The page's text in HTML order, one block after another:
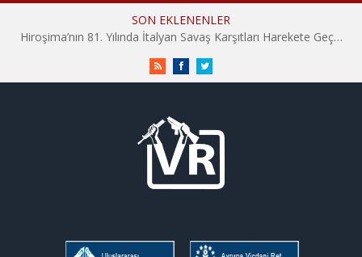
SON EKLENENLER
Hiroşima’nın 81. Yılında İtalyan Savaş Karşıtları Harekete Geçti: “Hatırlamak yeterli değil”
RSS FacebookTwitter